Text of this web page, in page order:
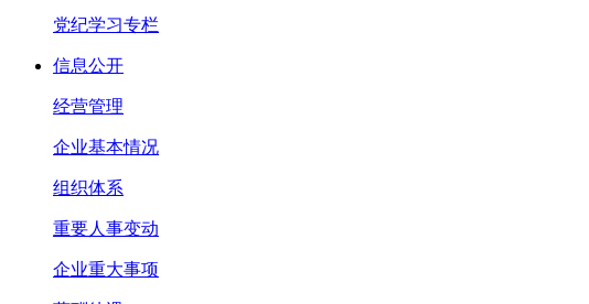
党纪学习专栏
信息公开
经营管理
企业基本情况
组织体系
重要人事变动
企业重大事项